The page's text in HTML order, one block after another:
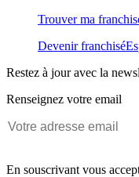
Trouver ma
Devenir franchisé
Restez à jour avec la
Renseignez votre email
En souscrivant vous